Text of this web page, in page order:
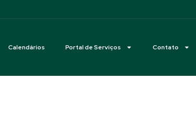
Calendários Portal de Serviços Contato